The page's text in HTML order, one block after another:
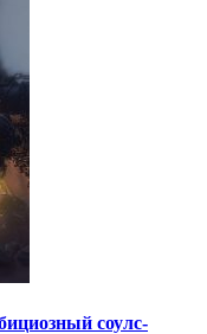
соулс-